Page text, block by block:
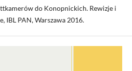
do Konopnickich. Rewizje i
IBL PAN, Warszawa 2016.